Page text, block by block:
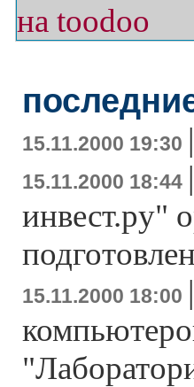
15.11.2000 19:30 |
15.11.2000 18:44 |
инвест.ру"
15.11.2000 18:00 |